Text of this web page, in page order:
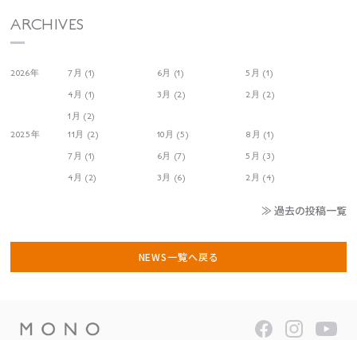
ARCHIVES
2026年 7月 (1) 6月 (1)
5月 (1)
4月 (1)
3月 (2)
2月 (2)
1月 (2)
2025年
11月 (2) 10月 (5)
8月 (1)
7月 (1)
6月 (7)
5月 (3)
4月 (2)
3月 (6) 2月 (4)
≫ 過去の投稿一覧
NEWS一覧へ戻る